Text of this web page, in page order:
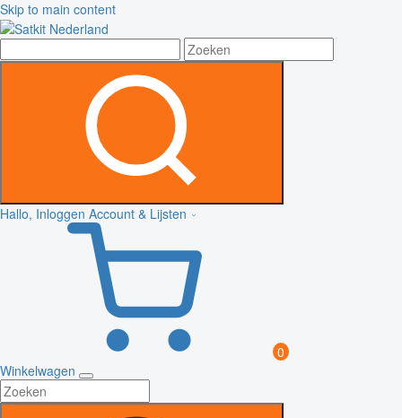
Skip to main content
Hallo, Inloggen Account & Lijsten
0
Winkelwagen